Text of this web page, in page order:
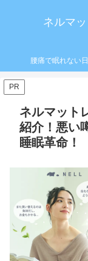
ネルマ
腰痛で眠れない
PR
ネルマット
紹介！悪い
睡眠革命！